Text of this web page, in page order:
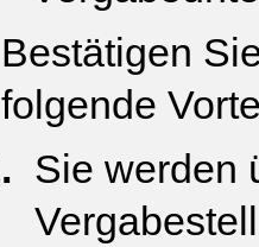
Bestätigen
folgende
Sie werden